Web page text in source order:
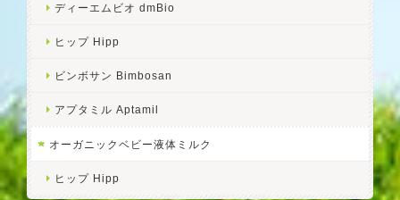
ディーエムビオ dmBio
ヒップ Hipp
ビンボサン Bimbosan
アプタミル Aptamil
オーガニックベビー液体ミルク
ヒップ Hipp